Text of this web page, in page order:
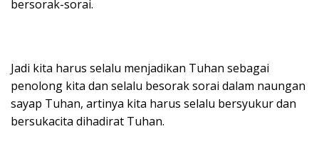
bersorak-sorai.
Jadi kita harus selalu menjadikan Tuhan sebagai
penolong kita dan selalu besorak sorai dalam naungan
sayap Tuhan, artinya kita harus selalu bersyukur dan
bersukacita dihadirat Tuhan.